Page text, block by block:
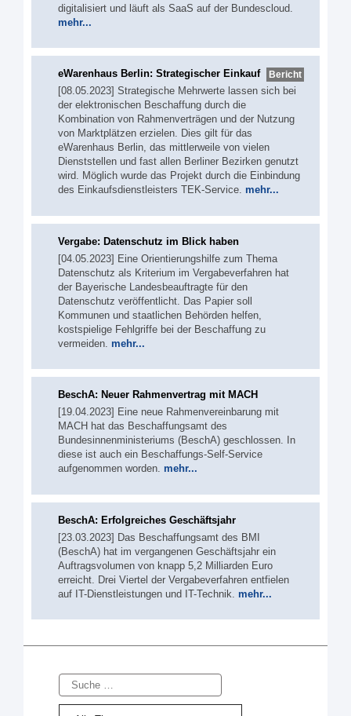
digitalisiert und läuft als SaaS auf der Bundescloud.
mehr...
Bericht
eWarenhaus Berlin: Strategischer Einkauf
[08.05.2023] Strategische Mehrwerte lassen sich bei
der elektronischen Beschaffung durch die
Kombination von Rahmenverträgen und der Nutzung
von Marktplätzen erzielen. Dies gilt für das
eWarenhaus Berlin, das mittlerweile von vielen
Dienststellen und fast allen Berliner Bezirken genutzt
wird. Möglich wurde das Projekt durch die Einbindung
des Einkaufsdienstleisters TEK-Service. mehr...
Vergabe: Datenschutz im Blick haben
[04.05.2023] Eine Orientierungshilfe zum Thema
Datenschutz als Kriterium im Vergabeverfahren hat
der Bayerische Landesbeauftragte für den
Datenschutz veröffentlicht. Das Papier soll
Kommunen und staatlichen Behörden helfen,
kostspielige Fehlgriffe bei der Beschaffung zu
vermeiden. mehr...
BeschA: Neuer Rahmenvertrag mit MACH
[19.04.2023] Eine neue Rahmenvereinbarung mit
MACH hat das Beschaffungsamt des
Bundesinnenministeriums (BeschA) geschlossen. In
diese ist auch ein Beschaffungs-Self-Service
aufgenommen worden. mehr...
BeschA: Erfolgreiches Geschäftsjahr
[23.03.2023] Das Beschaffungsamt des BMI
(BeschA) hat im vergangenen Geschäftsjahr ein
Auftragsvolumen von knapp 5,2 Milliarden Euro
erreicht. Drei Viertel der Vergabeverfahren entfielen
auf IT-Dienstleistungen und IT-Technik. mehr...
Suche